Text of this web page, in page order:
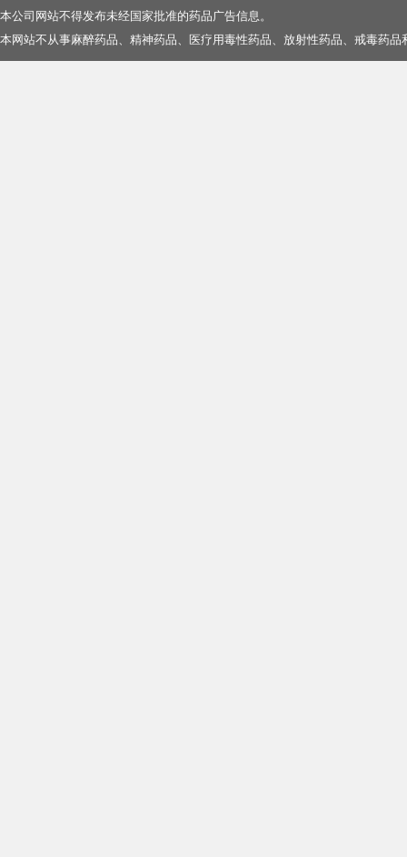
本公司网站不得发布未经国家批准的药品广告信息。
本网站不从事麻醉药品、精神药品、医疗用毒性药品、放射性药品、戒毒药